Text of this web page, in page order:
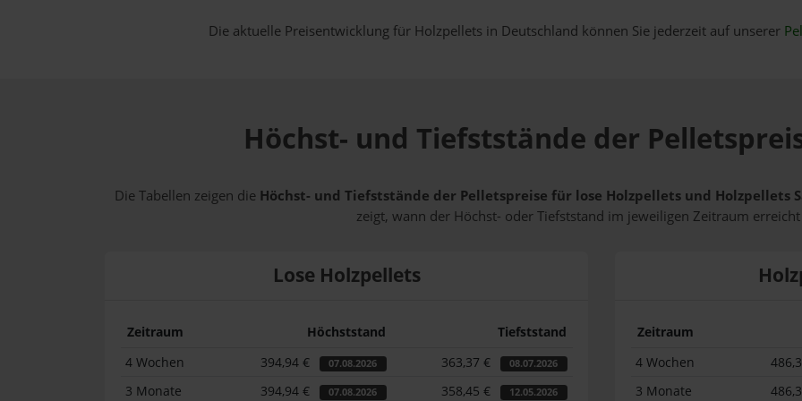
Die aktuelle Preisentwicklung für Holzpellets in Deutschland können Sie jederzeit auf unserer
Höchst- und Tiefststände der
Die Tabellen zeigen die Höchst- und Tiefststände der Pelletspreise für lose Holzpellets und Holzpellets
zeigt, wann der Höchst- oder Tiefststand im jeweiligen Zeitraum
Lose Holzpellets
Zeitraum Höchststand
Tiefststand
4 Wochen
394,94 € 07.08.2026 363,37 € 08.07.2026
3 Monate 394,94 € 07.08.2026 358,45 € 12.05.2026
Zeitraum
4 Wochen
3 Monate